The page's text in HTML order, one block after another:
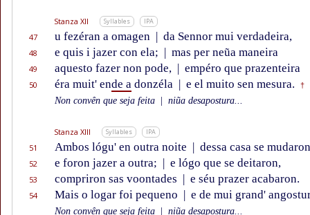
Stanza XII Syllables IPA
47 u fezéran a omagen | da Sennor mui verdadeira,
48 e quis i jazer con ela; | mas per neũa maneira
49 aquesto fazer non pode, | empéro que prazenteira
50 éra muit' ende a donzéla | e el muito sen mesura. †
Non convên que seja feita niũa desapostura...
Stanza XIII Syllables IPA
51 Ambos lógu' en outra noite | dessa casa se mudaron
52 e foron jazer a outra; | e lógo que se deitaron,
53 compriron sas voontades | e séu prazer acabaron.
54 Mais o logar foi pequeno | e de mui grand'
Non convên que seja feita niũa desapostura...